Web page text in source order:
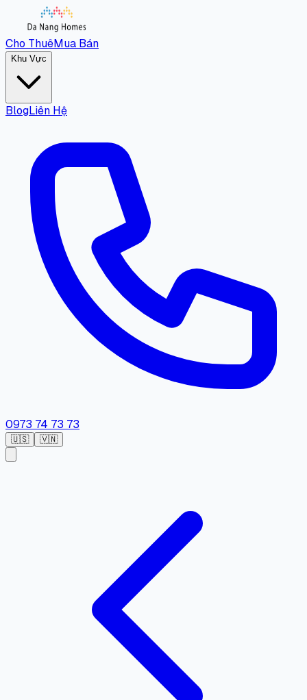
Cho ThuêMua Bán
Khu Vực
BlogLiên Hệ
0973 74 73 73
🇺🇸 🇻🇳